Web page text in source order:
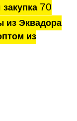
70
из Эквадора
из